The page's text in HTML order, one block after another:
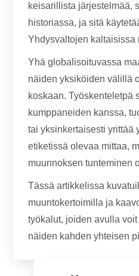
keisarillista järjestelmää,
historiassa, ja sitä
Yhdysvaltojen kaltaisissa
Yhä globalisoituvassa
näiden yksiköiden välillä
koskaan. Työskenteletpä
kumppaneiden kanssa,
tai yksinkertaisesti yrittää
etiketissä olevaa mittaa,
muunnoksen tunteminen
Tässä artikkelissa
muuntokertoimilla ja
työkalut, joiden avulla
näiden kahden yhteisen